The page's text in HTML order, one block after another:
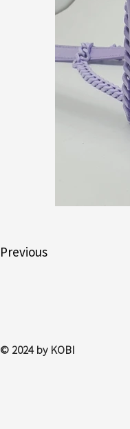
Previous
© 2024 by KOBI